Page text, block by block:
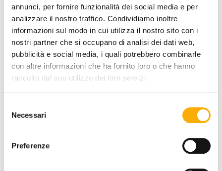
annunci, per fornire funzionalità dei social media e per
analizzare il nostro traffico. Condividiamo inoltre
informazioni sul modo in cui utilizza il nostro sito con i
nostri partner che si occupano di analisi dei dati web,
pubblicità e social media, i quali potrebbero combinarle
con altre informazioni che ha fornito loro o che hanno
raccolto dal suo utilizzo dei loro servizi.
delNecessari
Preferenze